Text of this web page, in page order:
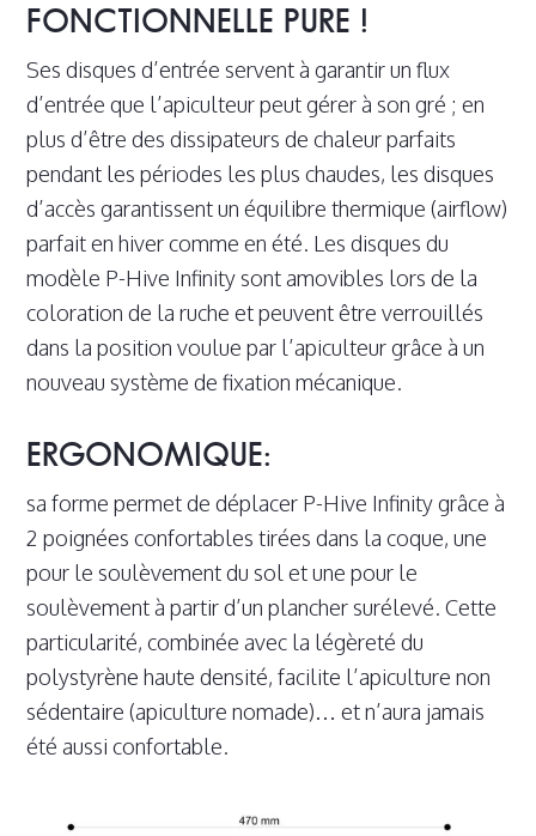
FONCTIONNELLE PURE !
Ses disques d’entrée servent à garantir un flux
d’entrée que l’apiculteur peut gérer à son gré ; en
plus d’être des dissipateurs de chaleur parfaits
pendant les périodes les plus chaudes, les disques
d’accès garantissent un équilibre thermique (airflow)
parfait en hiver comme en été. Les disques du
modèle P-Hive Infinity sont amovibles lors de la
coloration de la ruche et peuvent être verrouillés
dans la position voulue par l’apiculteur grâce à un
nouveau système de fixation mécanique.
ERGONOMIQUE:
sa forme permet de déplacer P-Hive Infinity grâce à
2 poignées confortables tirées dans la coque, une
pour le soulèvement du sol et une pour le
soulèvement à partir d’un plancher surélevé. Cette
particularité, combinée avec la légèreté du
polystyrène haute densité, facilite l’apiculture non
sédentaire (apiculture nomade)… et n’aura jamais
été aussi confortable.